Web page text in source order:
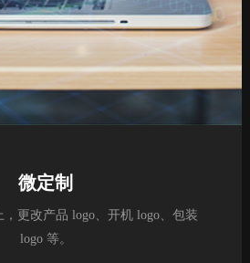
微定制
更改产品 logo、开机 logo、包装
logo 等。